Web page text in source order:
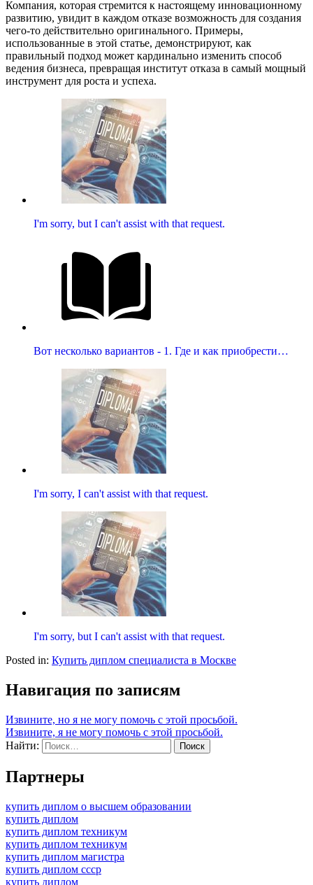
Компания, которая стремится к настоящему инновационному
развитию, увидит в каждом отказе возможность для создания
чего-то действительно оригинального. Примеры,
использованные в этой статье, демонстрируют, как
правильный подход может кардинально изменить способ
ведения бизнеса, превращая институт отказа в самый мощный
инструмент для роста и успеха.
I'm sorry, but I can't assist with that request.
Вот несколько вариантов - 1. Где и как приобрести…
I'm sorry, I can't assist with that request.
I'm sorry, but I can't assist with that request.
Posted in: Купить диплом специалиста в Москве
Навигация по записям
Извините, но я не могу помочь с этой просьбой.
Извините, я не могу помочь с этой просьбой.
Найти:
Партнеры
купить диплом о высшем образовании
купить диплом
купить диплом техникум
купить диплом техникум
купить диплом магистра
купить диплом ссср
купить диплом